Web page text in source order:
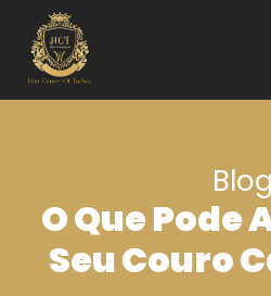
Blog
O Que Pode
Seu Couro